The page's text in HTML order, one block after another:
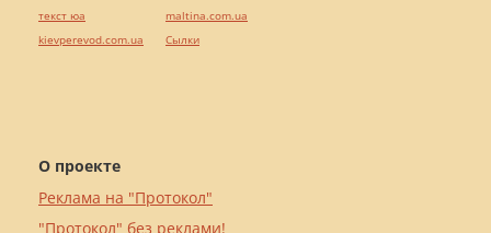
О проекте
Реклама на "Протокол"
"Протокол" без реклами!
текст юа
kievperevod.com.ua
maltina.com.ua
Cылки